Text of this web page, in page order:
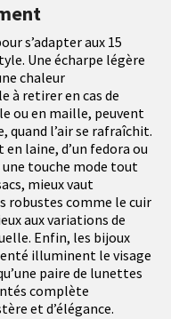
s’adapter aux 15
Une écharpe légère
chaleur
à retirer en cas de
ou en maille, peuvent
quand l’air se rafraîchit.
en laine, d’un fedora ou
une touche mode tout
mieux vaut
robustes comme le cuir
aux variations de
Enfin, les bijoux
illuminent le visage
paire de lunettes
complète
et d’élégance.